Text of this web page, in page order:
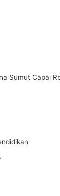
Sumut Capai